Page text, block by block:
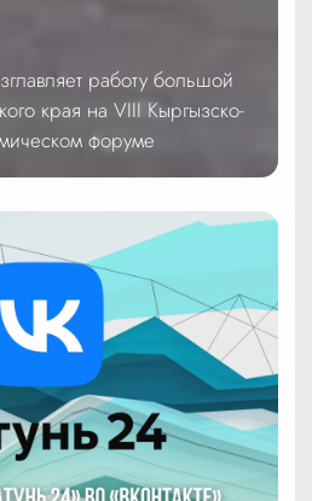
работу большой
края на VIII Кыргызско-
форуме